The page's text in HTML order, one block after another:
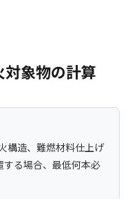
象物の計算
構造、難燃材料仕上げ
る場合、最低何本必